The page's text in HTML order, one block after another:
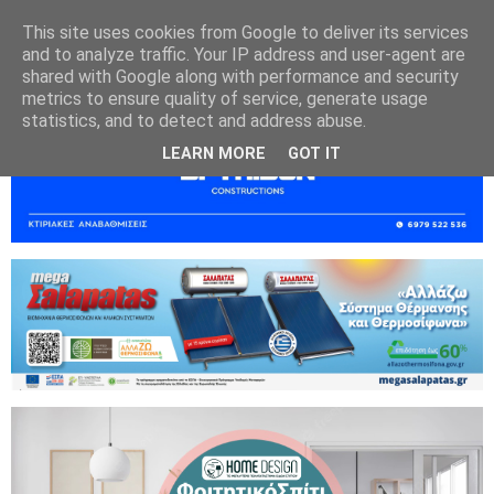
This site uses cookies from Google to deliver its services
and to analyze traffic. Your IP address and user-agent are
shared with Google along with performance and security
metrics to ensure quality of service, generate usage
statistics, and to detect and address abuse.
LEARN MORE GOT IT